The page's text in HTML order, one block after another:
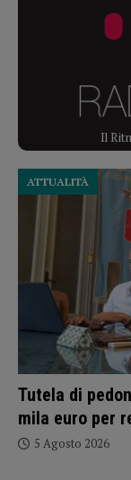
Il
Tutela di
mila euro per
ATTUALITÀ
5 Agosto 2026